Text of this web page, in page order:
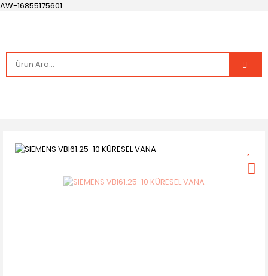
AW-16855175601